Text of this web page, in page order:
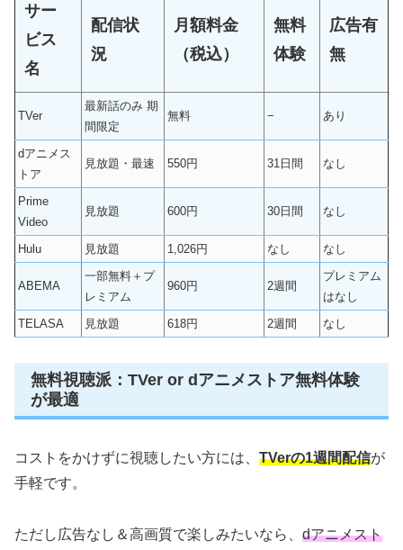
サー
ビス
名
配信状
況
月額料金
（税込）
無料
体験
広告有
無
TVer
最新話のみ 期
間限定
無料 − あり
dアニメス
トア
見放題・最速 550円 31日間 なし
Prime
Video
見放題 600円 30日間 なし
Hulu 見放題 1,026円 なし なし
ABEMA
一部無料＋プ
レミアム
960円 2週間
プレミアム
はなし
TELASA
見放題 618円 2週間 なし
無料視聴派：TVer or dアニメストア無料体験
が最適
コストをかけずに視聴したい方には、 TVerの1週間配信が
手軽です。
ただし広告なし＆高画質で楽しみたいなら、 dアニメスト